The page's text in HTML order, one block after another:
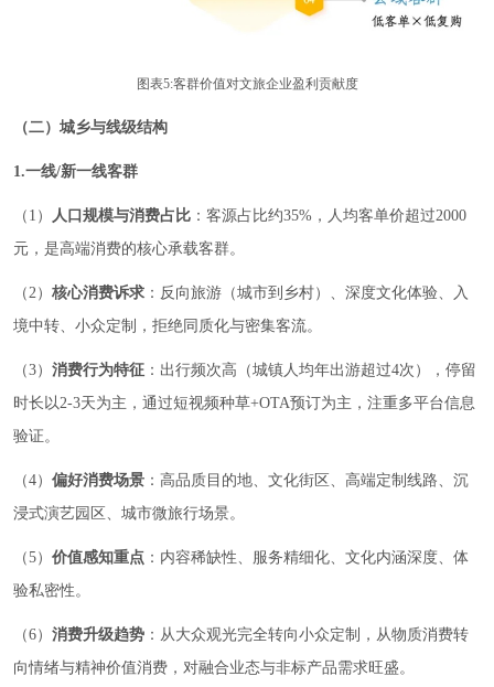
图表5:客群价值对文旅企业盈利贡献度
（二）城乡与线级结构
1.一线/新一线客群
（1） 人口规模与消费占比 ：客源占比约35%，人均客单价超过2000
元，是高端消费的核心承载客群。
（2） 核心消费诉求 ：反向旅游（城市到乡村）、深度文化体验、入
境中转、小众定制，拒绝同质化与密集客流。
（3） 消费行为特征 ：出行频次高（城镇人均年出游超过4次），停留
时长以2-3天为主，通过短视频种草+OTA预订为主，注重多平台信息
验证。
（4） 偏好消费场景 ：高品质目的地、文化街区、高端定制线路、沉
浸式演艺园区、城市微旅行场景。
（5） 价值感知重点 ：内容稀缺性、服务精细化、文化内涵深度、体
验私密性。
（6） 消费升级趋势 ：从大众观光完全转向小众定制，从物质消费转
向情绪与精神价值消费，对融合业态与非标产品需求旺盛。